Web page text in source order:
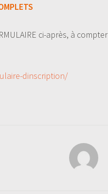
ci-après, à compter
dinscription/